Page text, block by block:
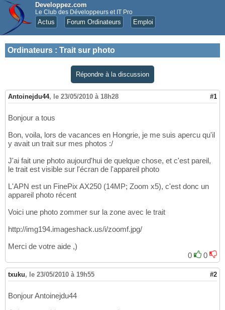
Developpez.com
Le Club des Développeurs et IT Pro
Actus Forum Ordinateurs Emploi
Ordinateurs : Trait sur photo
Répondre à la discussion
Antoinejdu44, le 23/05/2010 à 18h28 #1
Bonjour a tous
Bon, voila, lors de vacances en Hongrie, je me suis apercu qu'il
y avait un trait sur mes photos :/
J'ai fait une photo aujourd'hui de quelque chose, et c'est pareil,
le trait est visible sur l'écran de l'appareil photo
L'APN est un FinePix AX250 (14MP; Zoom x5), c'est donc un
appareil photo récent
Voici une photo zommer sur la zone avec le trait
http://img194.imageshack.us/i/zoomf.jpg/
Merci de votre aide ,)
0
0
txuku, le 23/05/2010 à 19h55 #2
Bonjour Antoinejdu44